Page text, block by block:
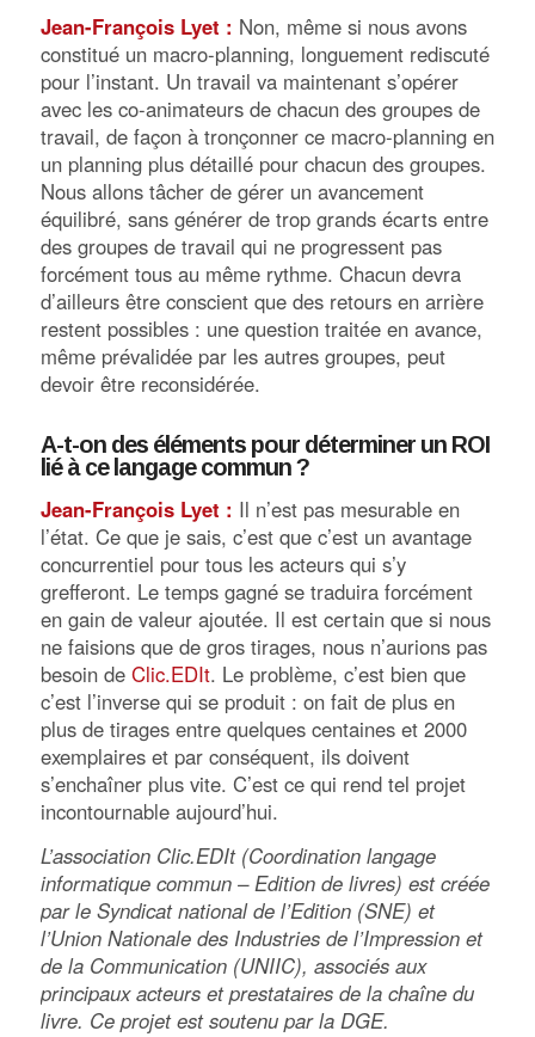
Jean-François Lyet : Non, même si nous avons
constitué un macro-planning, longuement rediscuté
pour l’instant. Un travail va maintenant s’opérer
avec les co-animateurs de chacun des groupes de
travail, de façon à tronçonner ce macro-planning en
un planning plus détaillé pour chacun des groupes.
Nous allons tâcher de gérer un avancement
équilibré, sans générer de trop grands écarts entre
des groupes de travail qui ne progressent pas
forcément tous au même rythme. Chacun devra
d’ailleurs être conscient que des retours en arrière
restent possibles : une question traitée en avance,
même prévalidée par les autres groupes, peut
devoir être reconsidérée.
A-t-on des éléments pour déterminer un ROI
lié à ce langage commun ?
Jean-François Lyet : Il n’est pas mesurable en
l’état. Ce que je sais, c’est que c’est un avantage
concurrentiel pour tous les acteurs qui s’y
grefferont. Le temps gagné se traduira forcément
en gain de valeur ajoutée. Il est certain que si nous
ne faisions que de gros tirages, nous n’aurions pas
besoin de Clic.EDIt. Le problème, c’est bien que
c’est l’inverse qui se produit : on fait de plus en
plus de tirages entre quelques centaines et 2000
exemplaires et par conséquent, ils doivent
s’enchaîner plus vite. C’est ce qui rend tel projet
incontournable aujourd’hui.
L’association Clic.EDIt (Coordination langage
informatique commun – Edition de livres) est créée
par le Syndicat national de l’Edition (SNE) et
l’Union Nationale des Industries de l’Impression et
de la Communication (UNIIC), associés aux
principaux acteurs et prestataires de la chaîne du
livre. Ce projet est soutenu par la DGE.